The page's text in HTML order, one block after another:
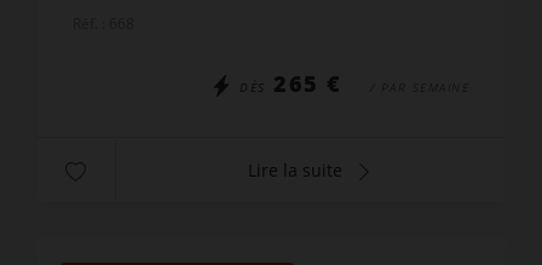
DÈS 265 € / PAR SEMAINE
Lire la suite